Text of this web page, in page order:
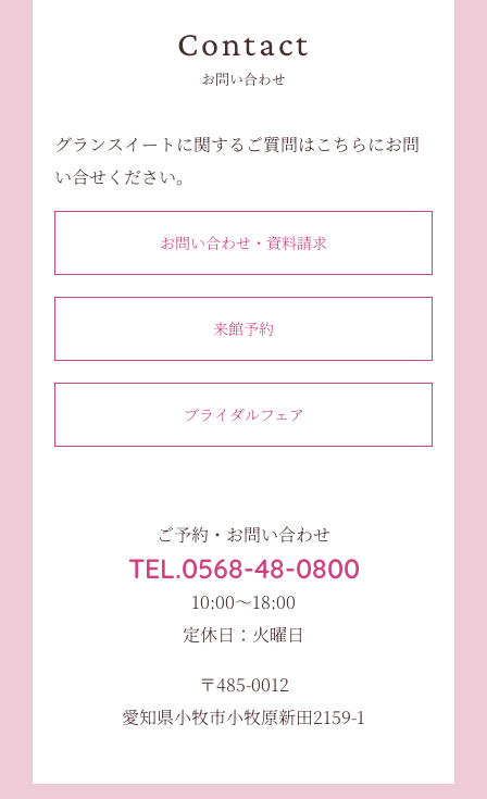
Contact
お問い合わせ
グランスイートに関するご質問はこちらにお問
い合せください。
お問い合わせ・資料請求
来館予約
ブライダルフェア
ご予約・お問い合わせ
TEL.0568-48-0800
10:00〜18:00
定休日：火曜日
〒485-0012
愛知県小牧市小牧原新田2159-1